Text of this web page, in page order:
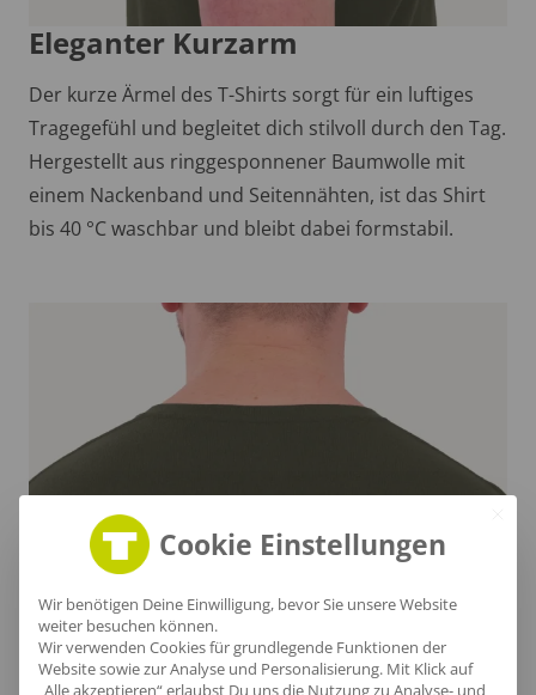
Eleganter Kurzarm
Der kurze Ärmel des T-Shirts sorgt für ein luftiges
Tragegefühl und begleitet dich stilvoll durch den Tag.
Hergestellt aus ringgesponnener Baumwolle mit
einem Nackenband und Seitennähten, ist das Shirt
bis 40 °C waschbar und bleibt dabei formstabil.
Eleganter Nackenbereich
Der Nackenbereich des T-Shirts sorgt für ein
Cookie Einstellungen
Wir benötigen Deine Einwilligung, bevor Sie unsere Website
weiter besuchen können.
Wir verwenden Cookies für grundlegende Funktionen der
Website sowie zur Analyse und Personalisierung. Mit Klick auf
„Alle akzeptieren“ erlaubst Du uns die Nutzung zu Analyse- und